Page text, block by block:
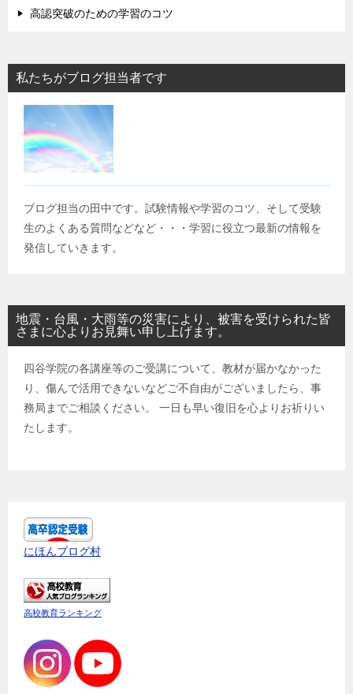
高認突破のための学習のコツ
私たちがブログ担当者です
ブログ担当の田中です。試験情報や学習のコツ、そして受験
生のよくある質問などなど・・・学習に役立つ最新の情報を
発信していきます。
地震・台風・大雨等の災害により、被害を受けられた皆
さまに心よりお見舞い申し上げます。
四谷学院の各講座等のご受講について、教材が届かなかった
り、傷んで活用できないなどご不自由がございましたら、事
務局までご相談ください。 一日も早い復旧を心よりお祈りい
たします。
にほんブログ村
高校教育ランキング